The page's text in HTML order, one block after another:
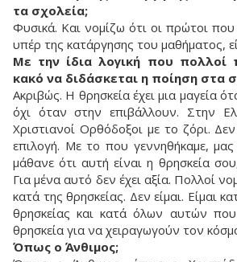
τα σχολεία;
Φυσικά. Και νομίζω ότι οι πρώτοι
υπέρ της κατάργησης του μαθήματος,
Με την ίδια λογική που πολλοί
κακό να διδάσκεται η ποίηση στα
Ακριβώς. Η θρησκεία έχει μια μαγεία
όχι όταν στην επιβάλλουν. Στην
Χριστιανοί Ορθόδοξοι με το ζόρι.
επιλογή. Με το που γεννηθήκαμε,
μάθανε ότι αυτή είναι η θρησκεία
Για μένα αυτό δεν έχει αξία. Πολλοί
κατά της θρησκείας. Δεν είμαι. Είμαι
θρησκείας και κατά όλων αυτών
θρησκεία για να χειραγωγούν τον
Όπως ο Άνθιμος;